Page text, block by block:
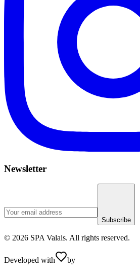
Newsletter
Subscribe
© 2026 SPA Valais. All rights reserved.
Developed with by